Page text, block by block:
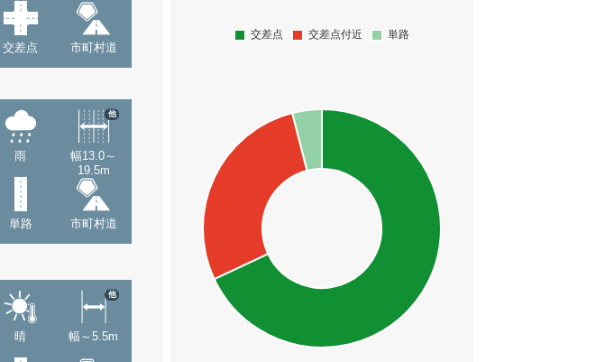
交差点 市町村道
雨
幅13.0～
19.5m
他
単路 市町村道
晴 幅～5.5m
他